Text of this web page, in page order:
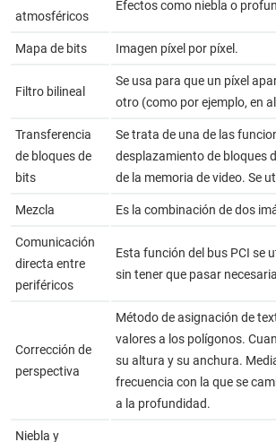
atmosféricos
Efectos como niebla o
Mapa de bits Imagen píxel por píxel.
Filtro bilineal
Se usa para que un píxel
otro (como por ejemplo, en
Transferencia
de bloques de
bits
Se trata de una de las
desplazamiento de bloques
de la memoria de video. Se
Mezcla Es la combinación de dos
Comunicación
directa entre
periféricos
Esta función del bus PCI se
sin tener que pasar
Corrección de
perspectiva
Método de asignación de
valores a los polígonos.
su altura y su anchura.
frecuencia con la que se
a la profundidad.
Niebla y